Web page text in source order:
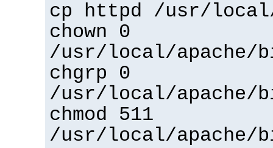
cp httpd /usr/
chown 0
/usr/local/apache/
chgrp 0
/usr/local/apache/
chmod 511
/usr/local/apache/